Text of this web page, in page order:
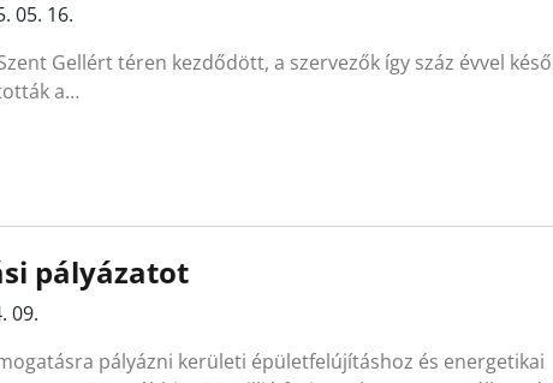
05. 16.
Gellért téren kezdődött, a szervezők így száz évvel
a…
pályázatot
09.
pályázni kerületi épületfelújításhoz és energetikai